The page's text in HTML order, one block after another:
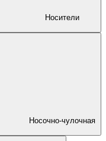
Носители
Носочно-чулочная